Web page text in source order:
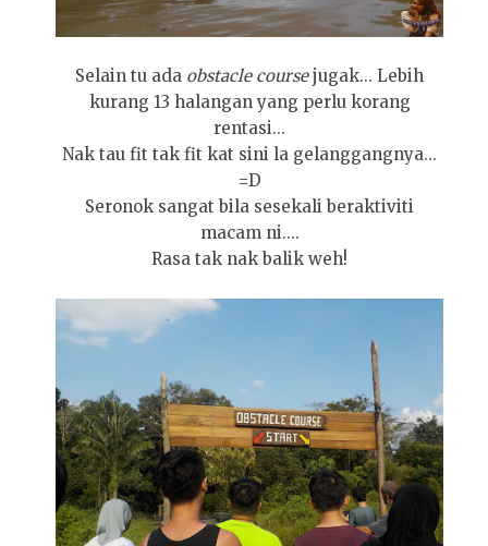
Selain tu ada obstacle coursejugak... Lebih
kurang 13 halangan yang perlu korang
rentasi...
Nak tau fit tak fit kat sini la gelanggangnya...
=D
Seronok sangat bila sesekali beraktiviti
macam ni....
Rasa tak nak balik weh!